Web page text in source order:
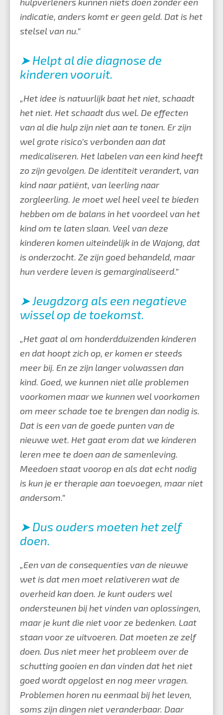
indicatie, anders komt er geen geld. Dat is het
stelsel van nu.”
➤ Helpt al die diagnose de
kinderen vooruit.
„Het idee is natuurlijk baat het niet, schaadt
het niet. Het schaadt dus wel. De effecten
van al die hulp zijn niet aan te tonen. Er zijn
wel grote risico’s verbonden aan dat
medicaliseren. Het labelen van een kind heeft
zo zijn gevolgen. De identiteit verandert, van
kind naar patiënt, van leerling naar
zorgleerling. Je moet wel heel veel te bieden
hebben om de balans in het voordeel van het
kind om te laten slaan. Veel van deze
kinderen komen uiteindelijk in de Wajong, dat
is onderzocht. Ze zijn goed behandeld, maar
hun verdere leven is gemarginaliseerd.”
➤ Jeugdzorg als een negatieve
wissel op de toekomst.
„Het gaat al om honderdduizenden kinderen
en dat hoopt zich op, er komen er steeds
meer bij. En ze zijn langer volwassen dan
kind. Goed, we kunnen niet alle problemen
voorkomen maar we kunnen wel voorkomen
om meer schade toe te brengen dan nodig is.
Dat is een van de goede punten van de
nieuwe wet. Het gaat erom dat we kinderen
leren mee te doen aan de samenleving.
Meedoen staat voorop en als dat echt nodig
is kun je er therapie aan toevoegen, maar niet
andersom.”
➤ Dus ouders moeten het zelf
doen.
„Een van de consequenties van de nieuwe
wet is dat men moet relativeren wat de
overheid kan doen. Je kunt ouders wel
ondersteunen bij het vinden van oplossingen,
maar je kunt die niet voor ze bedenken. Laat
staan voor ze uitvoeren. Dat moeten ze zelf
doen. Dus niet meer het probleem over de
schutting gooien en dan vinden dat het niet
goed wordt opgelost en nog meer vragen.
Problemen horen nu eenmaal bij het leven,
soms zijn dingen niet veranderbaar. Daar